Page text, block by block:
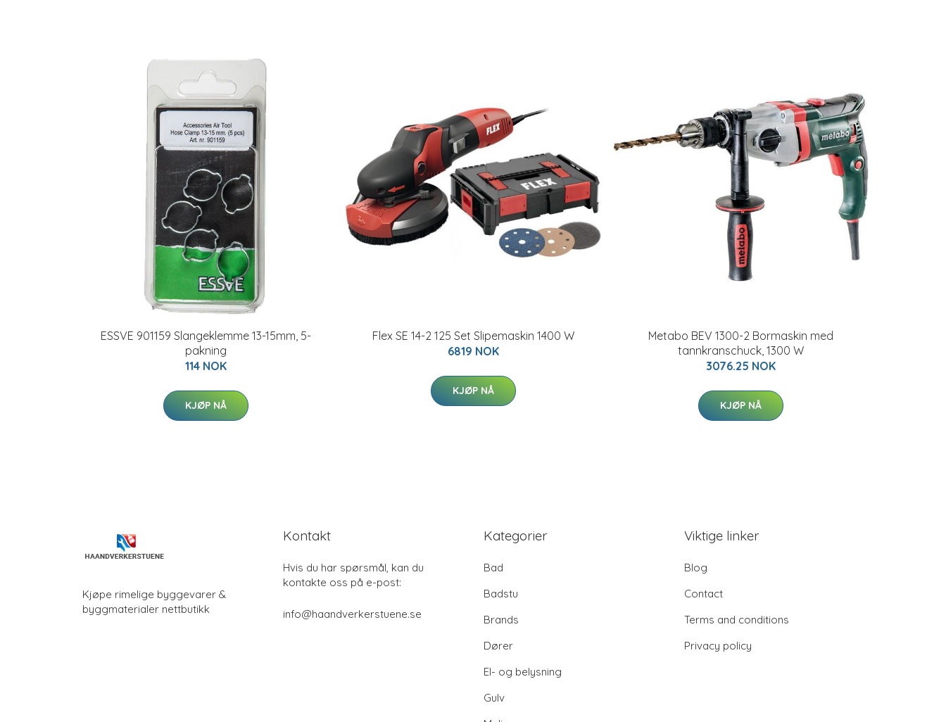
ESSVE 901159 Slangeklemme 13-15mm, 5-
pakning
114 NOK
KJØP NÅ
Flex SE 14-2 125 Set Slipemaskin 1400 W
6819 NOK
KJØP NÅ
Metabo BEV 1300-2 Bormaskin med
tannkranschuck, 1300 W
3076.25 NOK
KJØP NÅ
Kjøpe rimelige byggevarer &
byggmaterialer nettbutikk
Kontakt
Hvis du har spørsmål, kan du
kontakte oss på e-post:
info@haandverkerstuene.se
Kategorier
Bad
Badstu
Brands
Dører
El- og belysning
Gulv
Viktige linker
Blog
Contact
Terms and conditions
Privacy policy